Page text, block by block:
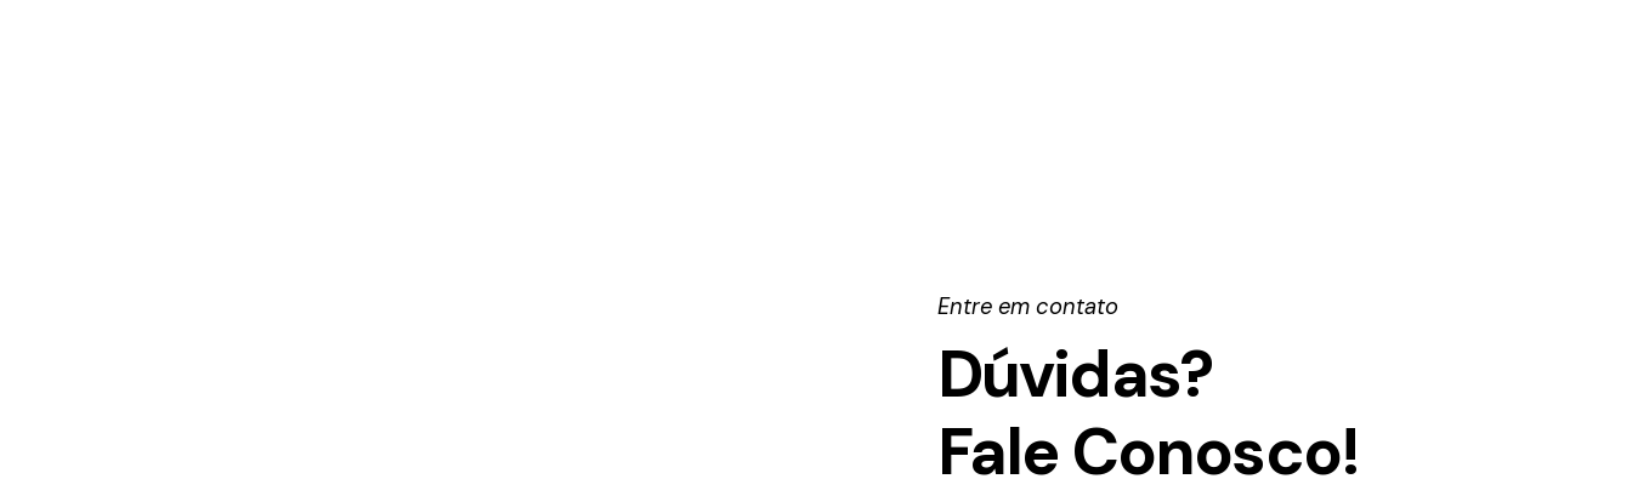
Entre em contato
Dúvidas?
Fale Conosco!